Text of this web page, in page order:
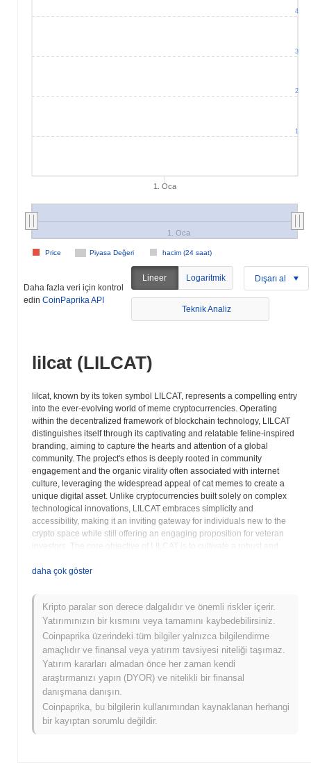
1. Oca
Piyasa Değeri hacim (24 saat)
Price
1. Oca
1
2
3
4
Daha fazla veri için kontrol
edin CoinPaprika API
Lineer Logaritmik Dışarı al
Teknik Analiz
lilcat (LILCAT)
lilcat, known by its token symbol LILCAT, represents a compelling entry
into the ever-evolving world of meme cryptocurrencies. Operating
within the decentralized framework of blockchain technology, LILCAT
distinguishes itself through its captivating and relatable feline-inspired
branding, aiming to capture the hearts and attention of a global
community. The project's ethos is deeply rooted in community
engagement and the organic virality often associated with internet
culture, leveraging the widespread appeal of cat memes to create a
unique digital asset. Unlike cryptocurrencies built solely on complex
technological innovations, LILCAT embraces simplicity and
accessibility, making it an inviting gateway for individuals new to the
crypto space while still offering an engaging proposition for veteran
investors. The core objective of LILCAT is to cultivate a robust and
competitive digital asset market. This community-first approach often
initiatives, and a transparent communication strategy from the project's
custodians. The collective enthusiasm and participation of its holders
are paramount to its visibility and overall success. While specific utility
beyond being a tradable digital asset may evolve, the immediate value
proposition of LILCAT lies in its cultural relevance and its potential for
rapid dissemination across various digital platforms. It serves as a
phenomenon, and a medium for community expression. The
underlying blockchain ensures that transactions involving LILCAT are
secure, transparent, and immutable, providing a reliable infrastructure
for its distribution and trading. The project often emphasizes fostering a
sense of camaraderie among its holders, encouraging shared
daha çok göster
Kripto paralar son derece dalgalıdır ve önemli riskler içerir.
Yatırımınızın bir kısmını veya tamamını kaybedebilirsiniz.
Coinpaprika üzerindeki tüm bilgiler yalnızca bilgilendirme
amaçlıdır ve finansal veya yatırım tavsiyesi niteliği taşımaz.
Yatırım kararları almadan önce her zaman kendi
araştırmanızı yapın (DYOR) ve nitelikli bir finansal
danışmana danışın.
Coinpaprika, bu bilgilerin kullanımından kaynaklanan herhangi
bir kayıptan sorumlu değildir.